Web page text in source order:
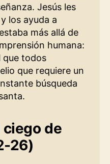
Jesús les
los ayuda a
más allá de
humana:
que todos
que requiere un
búsqueda
ciego de
26)